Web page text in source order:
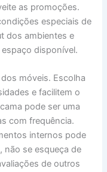
as promoções.
especiais de
dos ambientes e
disponível.
móveis. Escolha
e facilitem o
pode ser uma
com frequência.
internos pode
não se esqueça de
de outros